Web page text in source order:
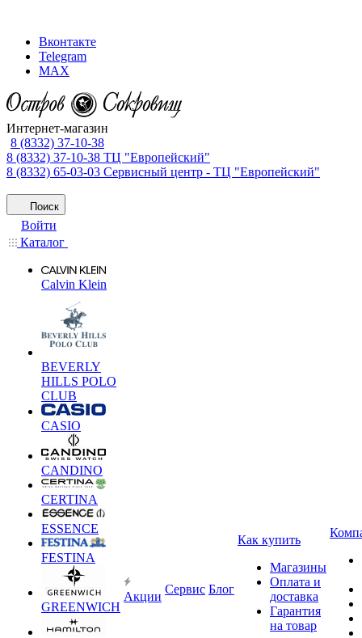
Вконтакте
Telegram
MAX
Интернет-магазин
8 (8332) 37-10-38
8 (8332) 37-10-38 ТЦ "Европейский"
8 (8332) 65-03-03 Сервисный центр - ТЦ "Европейский"
Поиск
Войти
Каталог
Calvin Klein
BEVERLY
HILLS POLO
CLUB
CASIO
CANDINO
CERTINA
ESSENCE
FESTINA
GREENWICH
Акции
Сервис Блог
Как купить
Магазины
Оплата и
доставка
Гарантия
на товар